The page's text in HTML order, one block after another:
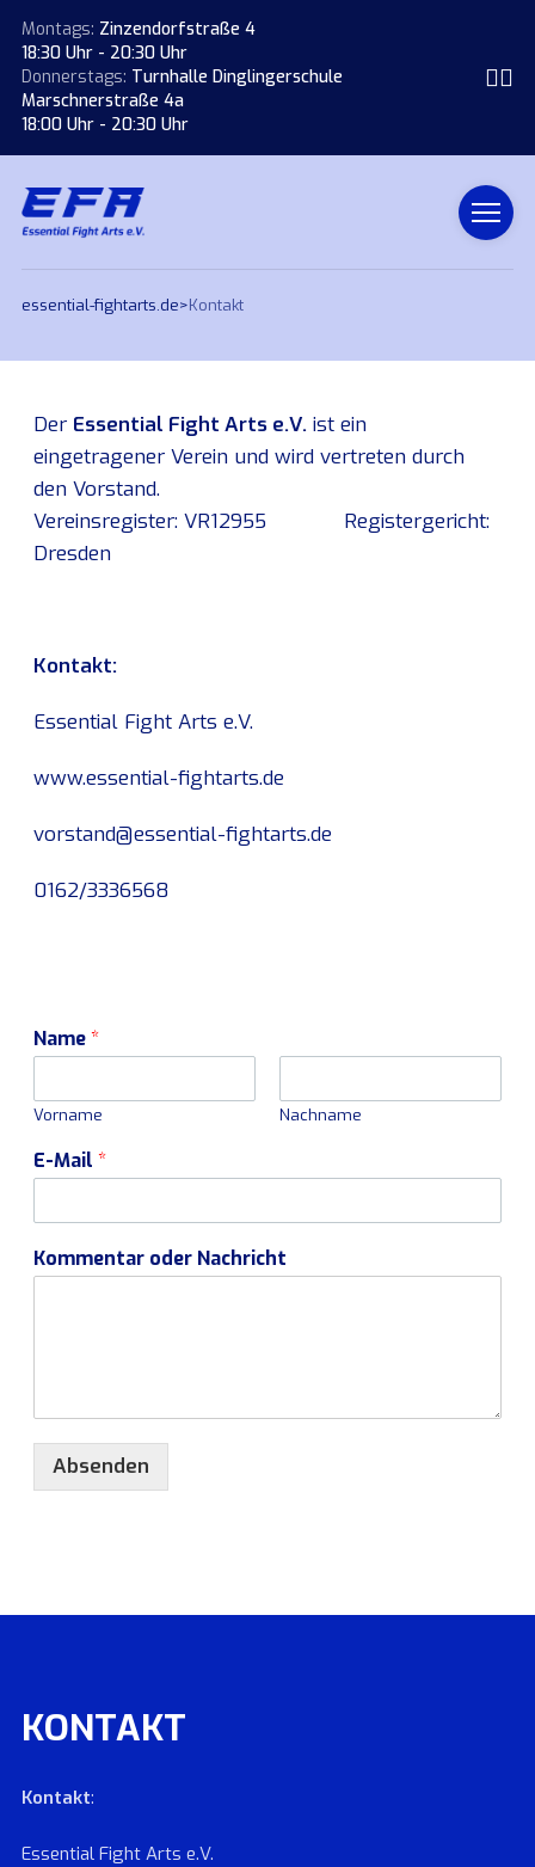
Montags: Zinzendorfstraße 4
18:30 Uhr - 20:30 Uhr
Donnerstags: Turnhalle Dinglingerschule
Marschnerstraße 4a
18:00 Uhr - 20:30 Uhr
essential-fightarts.de>Kontakt
Der Essential Fight Arts e.V.ist ein
eingetragener Verein und wird vertreten durch
den Vorstand.
Vereinsregister: VR12955 Registergericht:
Dresden
Kontakt:
Essential Fight Arts e.V.
www.essential-fightarts.de
vorstand@essential-fightarts.de
0162/3336568
Name*
Vorname Nachname
E-Mail *
Kommentar oder Nachricht
Absenden
KONTAKT
Kontakt:
Essential Fight Arts e.V.